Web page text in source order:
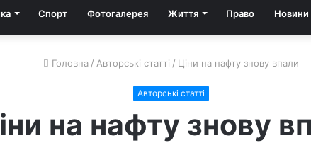
Спорт Фотогалерея Життя Право Новини
Головна / Авторські статті / Ціни на нафту знову впали
Авторські статті
на нафту знову